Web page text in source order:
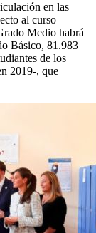
en las
al curso
Medio habrá
Básico, 81.983
de los
2019-, que